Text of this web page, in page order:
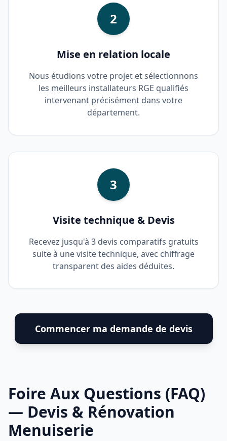
2
Mise en relation locale
Nous étudions votre projet et sélectionnons
les meilleurs installateurs RGE qualifiés
intervenant précisément dans votre
département.
3
Visite technique & Devis
Recevez jusqu'à 3 devis comparatifs gratuits
suite à une visite technique, avec chiffrage
transparent des aides déduites.
Commencer ma demande de devis
Foire Aux Questions (FAQ)
— Devis & Rénovation
Menuiserie